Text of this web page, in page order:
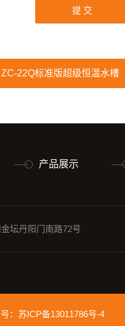
ZC-22Q标准版超级恒温水槽
产品展示
坛丹阳门南路72号
： 苏ICP备13011786号-4